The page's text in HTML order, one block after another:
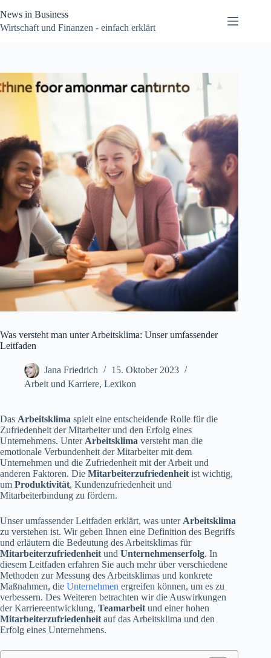
Inhalt
springen
News in Business
Wirtschaft und Finanzen - einfach erklärt
Was versteht man unter Arbeitsklima: Unser umfassender
Leitfaden
Jana Friedrich
15. Oktober 2023
Arbeit und Karriere, Lexikon
Das Arbeitsklima spielt eine entscheidende Rolle für die
Zufriedenheit der Mitarbeiter und den Erfolg eines
Unternehmens. Unter Arbeitsklima versteht man die
emotionale Verbundenheit der Mitarbeiter mit dem
Unternehmen und die Zufriedenheit mit der Arbeit und
anderen Faktoren. Die Mitarbeiterzufriedenheit ist wichtig,
um Produktivität, Kundenzufriedenheit und
Mitarbeiterbindung zu fördern.
Unser umfassender Leitfaden erklärt, was unter Arbeitsklima
zu verstehen ist. Wir geben Ihnen eine Definition des Begriffs
und erläutern die Bedeutung des Arbeitsklimas für
Mitarbeiterzufriedenheit und Unternehmenserfolg. In
diesem Leitfaden erfahren Sie auch mehr über verschiedene
Methoden zur Messung des Arbeitsklimas und konkrete
Maßnahmen, die Unternehmen ergreifen können, um es zu
verbessern. Des Weiteren betrachten wir die Auswirkungen
der Karriereentwicklung, Teamarbeit und einer hohen
Mitarbeiterzufriedenheit auf das Arbeitsklima und den
Erfolg eines Unternehmens.